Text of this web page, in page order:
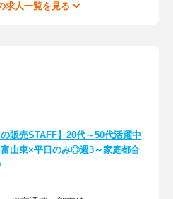
求人一覧を見る
の販売STAFF】20代～50代活躍中
山東×平日のみ◎週3～家庭都合